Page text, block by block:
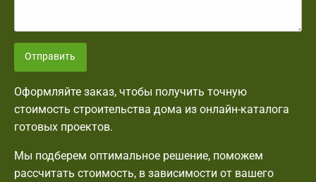
Отправить
Оформляйте заказ, чтобы получить точную
стоимость строительства дома из онлайн-каталога
готовых проектов.
Мы подберем оптимальное решение, поможем
рассчитать стоимость, в зависимости от вашего